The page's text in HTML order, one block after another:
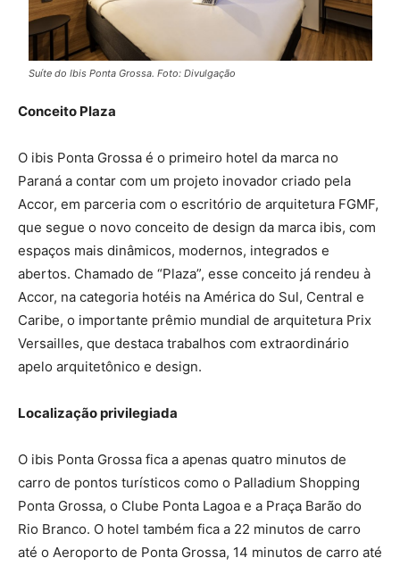
Suíte do Ibis Ponta Grossa. Foto: Divulgação
Conceito Plaza
O ibis Ponta Grossa é o primeiro hotel da marca no
Paraná a contar com um projeto inovador criado pela
Accor, em parceria com o escritório de arquitetura FGMF,
que segue o novo conceito de design da marca ibis, com
espaços mais dinâmicos, modernos, integrados e
abertos. Chamado de “Plaza”, esse conceito já rendeu à
Accor, na categoria hotéis na América do Sul, Central e
Caribe, o importante prêmio mundial de arquitetura Prix
Versailles, que destaca trabalhos com extraordinário
apelo arquitetônico e design.
Localização privilegiada
O ibis Ponta Grossa fica a apenas quatro minutos de
carro de pontos turísticos como o Palladium Shopping
Ponta Grossa, o Clube Ponta Lagoa e a Praça Barão do
Rio Branco. O hotel também fica a 22 minutos de carro
até o Aeroporto de Ponta Grossa, 14 minutos de carro até